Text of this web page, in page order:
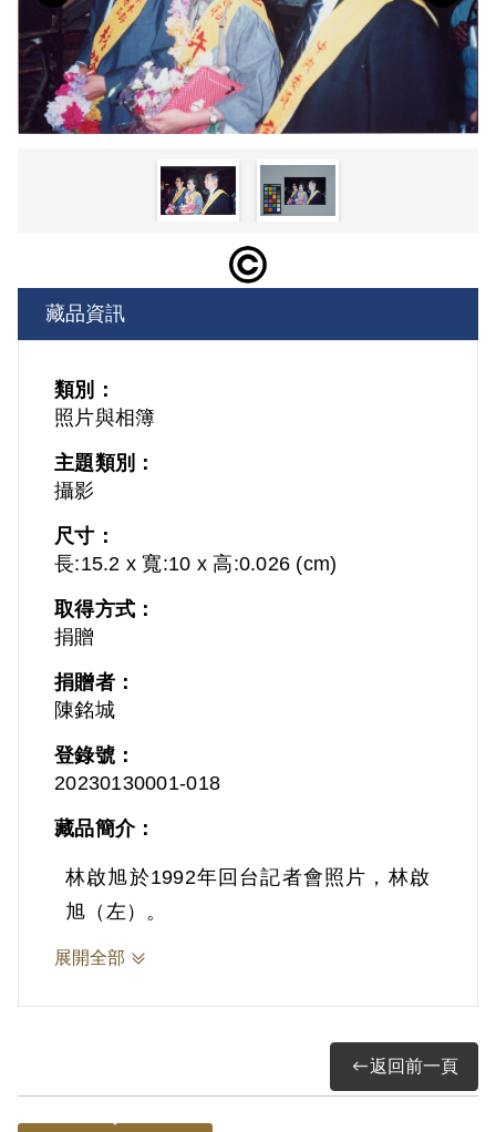
藏品資訊
類別：
照片與相簿
主題類別：
攝影
尺寸：
長:15.2 x 寬:10 x 高:0.026 (cm)
取得方式：
捐贈
捐贈者：
陳銘城
登錄號：
20230130001-018
藏品簡介：
林啟旭於1992年回台記者會照片，林啟
旭（左）。
展開全部
返回前一頁